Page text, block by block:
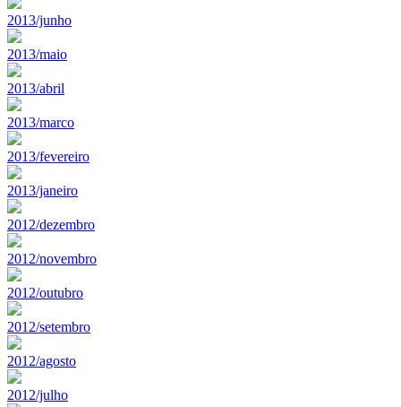
2013/junho
2013/maio
2013/abril
2013/marco
2013/fevereiro
2013/janeiro
2012/dezembro
2012/novembro
2012/outubro
2012/setembro
2012/agosto
2012/julho